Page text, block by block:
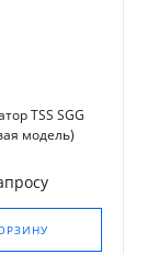
TSS SGG
модель)